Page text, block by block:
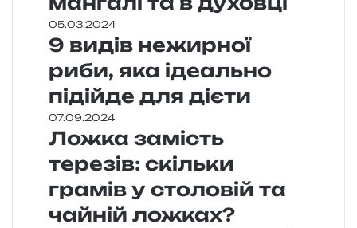
05.03.2024
9 видів нежирної
риби, яка ідеально
підійде для дієти
07.09.2024
Ложка замість
терезів: скільки
грамів у столовій та
чайній ложках?